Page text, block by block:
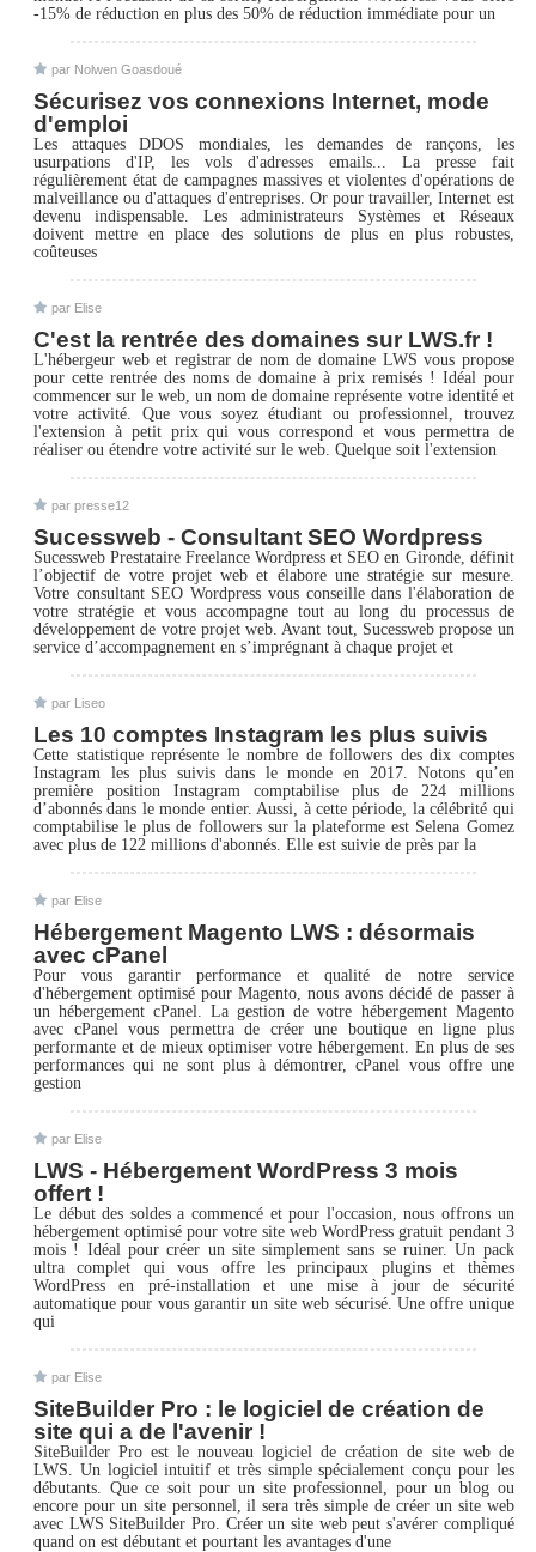
-15% de réduction en plus des 50% de réduction immédiate pour un
par Nolwen Goasdoué
Sécurisez vos connexions Internet, mode
d'emploi
Les attaques DDOS mondiales, les demandes de rançons, les
usurpations d'IP, les vols d'adresses emails... La presse fait
régulièrement état de campagnes massives et violentes d'opérations de
malveillance ou d'attaques d'entreprises. Or pour travailler, Internet est
devenu indispensable. Les administrateurs Systèmes et Réseaux
doivent mettre en place des solutions de plus en plus robustes,
coûteuses
par Elise
C'est la rentrée des domaines sur LWS.fr !
L'hébergeur web et registrar de nom de domaine LWS vous propose
pour cette rentrée des noms de domaine à prix remisés ! Idéal pour
commencer sur le web, un nom de domaine représente votre identité et
votre activité. Que vous soyez étudiant ou professionnel, trouvez
l'extension à petit prix qui vous correspond et vous permettra de
réaliser ou étendre votre activité sur le web. Quelque soit l'extension
par presse12
Sucessweb - Consultant SEO Wordpress
Sucessweb Prestataire Freelance Wordpress et SEO en Gironde, définit
l’objectif de votre projet web et élabore une stratégie sur mesure.
Votre consultant SEO Wordpress vous conseille dans l'élaboration de
votre stratégie et vous accompagne tout au long du processus de
développement de votre projet web. Avant tout, Sucessweb propose un
service d’accompagnement en s’imprégnant à chaque projet et
par Liseo
Les 10 comptes Instagram les plus suivis
Cette statistique représente le nombre de followers des dix comptes
Instagram les plus suivis dans le monde en 2017. Notons qu’en
première position Instagram comptabilise plus de 224 millions
d’abonnés dans le monde entier. Aussi, à cette période, la célébrité qui
comptabilise le plus de followers sur la plateforme est Selena Gomez
avec plus de 122 millions d'abonnés. Elle est suivie de près par la
par Elise
Hébergement Magento LWS : désormais
avec cPanel
Pour vous garantir performance et qualité de notre service
d'hébergement optimisé pour Magento, nous avons décidé de passer à
un hébergement cPanel. La gestion de votre hébergement Magento
avec cPanel vous permettra de créer une boutique en ligne plus
performante et de mieux optimiser votre hébergement. En plus de ses
performances qui ne sont plus à démontrer, cPanel vous offre une
gestion
par Elise
LWS - Hébergement WordPress 3 mois
offert !
Le début des soldes a commencé et pour l'occasion, nous offrons un
hébergement optimisé pour votre site web WordPress gratuit pendant 3
mois ! Idéal pour créer un site simplement sans se ruiner. Un pack
ultra complet qui vous offre les principaux plugins et thèmes
WordPress en pré-installation et une mise à jour de sécurité
automatique pour vous garantir un site web sécurisé. Une offre unique
qui
par Elise
SiteBuilder Pro : le logiciel de création de
site qui a de l'avenir !
SiteBuilder Pro est le nouveau logiciel de création de site web de
LWS. Un logiciel intuitif et très simple spécialement conçu pour les
débutants. Que ce soit pour un site professionnel, pour un blog ou
encore pour un site personnel, il sera très simple de créer un site web
avec LWS SiteBuilder Pro. Créer un site web peut s'avérer compliqué
quand on est débutant et pourtant les avantages d'une